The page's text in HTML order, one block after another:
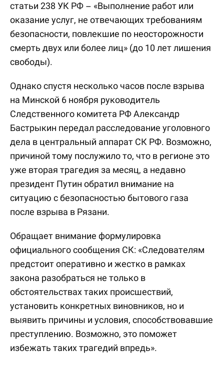
статьи 238 УК РФ – «Выполнение работ или
оказание услуг, не отвечающих требованиям
безопасности, повлекшие по неосторожности
смерть двух или более лиц» (до 10 лет лишения
свободы).
Однако спустя несколько часов после взрыва
на Минской 6 ноября руководитель
Следственного комитета РФ Александр
Бастрыкин передал расследование уголовного
дела в центральный аппарат СК РФ. Возможно,
причиной тому послужило то, что в регионе это
уже вторая трагедия за месяц, а недавно
президент Путин обратил внимание на
ситуацию с безопасностью бытового газа
после взрыва в Рязани.
Обращает внимание формулировка
официального сообщения СК: «Следователям
предстоит оперативно и жестко в рамках
закона разобраться не только в
обстоятельствах таких происшествий,
установить конкретных виновников, но и
выявить причины и условия, способствовавшие
преступлению. Возможно, это поможет
избежать таких трагедий впредь».